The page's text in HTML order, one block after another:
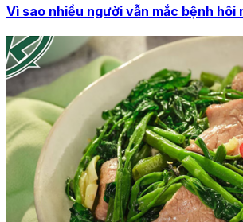
Vì sao nhiều người vẫn mắc bệnh